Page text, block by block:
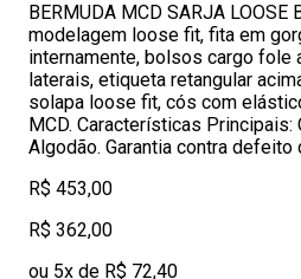
BERMUDA MCD SARJA
modelagem loose fit, fita em
internamente, bolsos cargo fole
laterais, etiqueta retangular
solapa loose fit, cós com
MCD. Características Principais:
Algodão. Garantia contra defeito
R$ 453,00
R$ 362,00
ou 5x de R$ 72,40